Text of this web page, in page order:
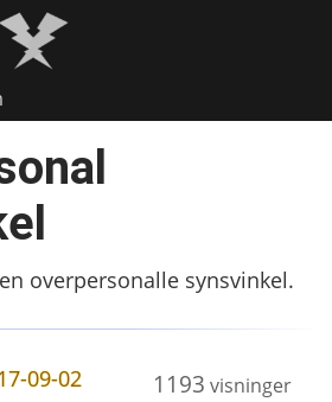
overpersonalle synsvinkel.
1193 visninger
09-02